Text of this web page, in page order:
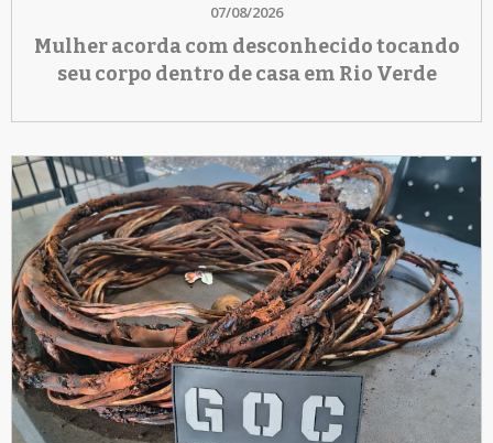
07/08/2026
Mulher acorda com desconhecido tocando
seu corpo dentro de casa em Rio Verde